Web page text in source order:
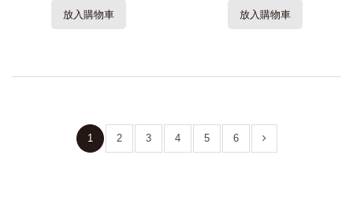
放入購物車 放入購物車
1 2 3 4 5 6